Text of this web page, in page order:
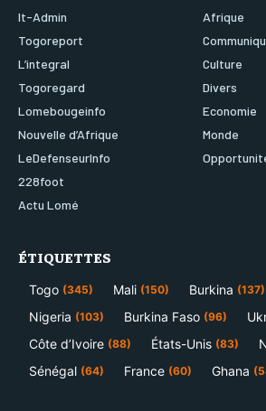
It-Admin
Togoreport
L’integral
Togoregard
Lomebougeinfo
Nouvelle d’Afrique
LeDefenseurInfo
228foot
Actu Lomé
Afrique
Culture
Divers
Economie
Monde
ÉTIQUETTES
Togo (345) Mali (150) Burkina (137)
Nigeria (103) Burkina Faso (96)
Côte d’Ivoire (88) États-Unis (83)
Sénégal (64) France (60) Ghana